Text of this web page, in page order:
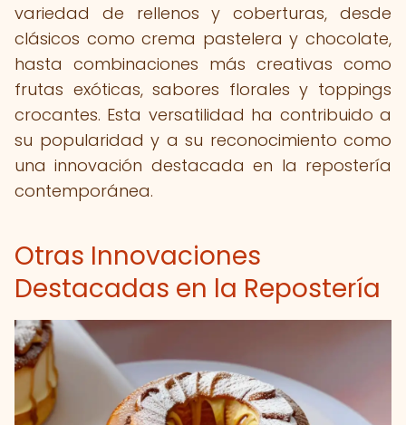
variedad de rellenos y coberturas, desde
clásicos como crema pastelera y chocolate,
hasta combinaciones más creativas como
frutas exóticas, sabores florales y toppings
crocantes. Esta versatilidad ha contribuido a
su popularidad y a su reconocimiento como
una innovación destacada en la repostería
contemporánea.
Otras Innovaciones
Destacadas en la Repostería